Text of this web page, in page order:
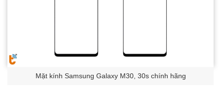
Mặt kính Samsung Galaxy M30, 30s chính hãng